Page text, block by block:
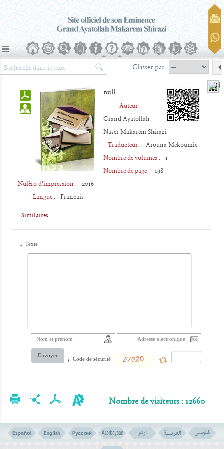
Classer par
null
Auteur :
Grand Ayatollah
Naser Makarem Shirazi
Traducteur :
Arouna Mekoumie
Nombre de volumes :
1
Nombre de page :
198
Nuléro d‘impression :
2016
Langue :
Français
Similaires
* Texte
Envoyer
* Code de sécurité
Nombre de visiteurs : 12660